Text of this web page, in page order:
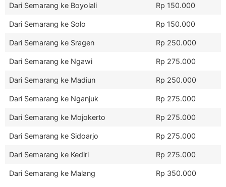
Dari Semarang ke Boyolali Rp 150.000
Dari Semarang ke Solo Rp 150.000
Dari Semarang ke Sragen Rp 250.000
Dari Semarang ke Ngawi Rp 275.000
Dari Semarang ke Madiun Rp 250.000
Dari Semarang ke Nganjuk Rp 275.000
Dari Semarang ke Mojokerto Rp 275.000
Dari Semarang ke Sidoarjo Rp 275.000
Dari Semarang ke Kediri Rp 275.000
Dari Semarang ke Malang Rp 350.000